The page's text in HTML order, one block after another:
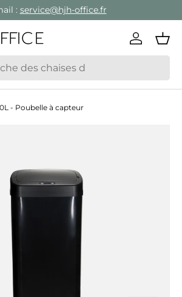
: service@hjh-office.fr
Se
- Poubelle à capteur